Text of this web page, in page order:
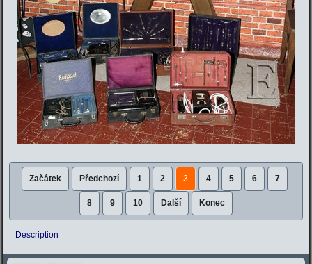
Začátek Předchozí 1 2 3 4 5 6 7
8 9 10 Další Konec
Description